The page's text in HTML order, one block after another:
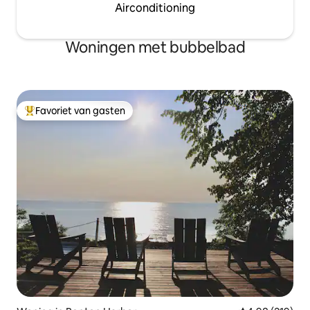
Airconditioning
Woningen met bubbelbad
Topfavoriet van gasten
Favoriet van gasten